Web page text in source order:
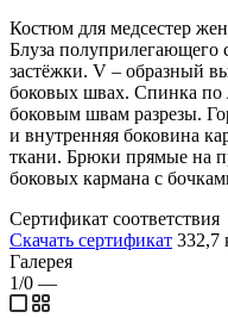
Костюм для медсестер
Блуза полуприлегающего
застёжки. V – образный
боковых швах. Спинка по
боковым швам разрезы.
и внутренняя боковина
ткани. Брюки прямые на
боковых кармана с
Сертификат соответствия
Скачать сертификат 332,7
Галерея
1/0 —